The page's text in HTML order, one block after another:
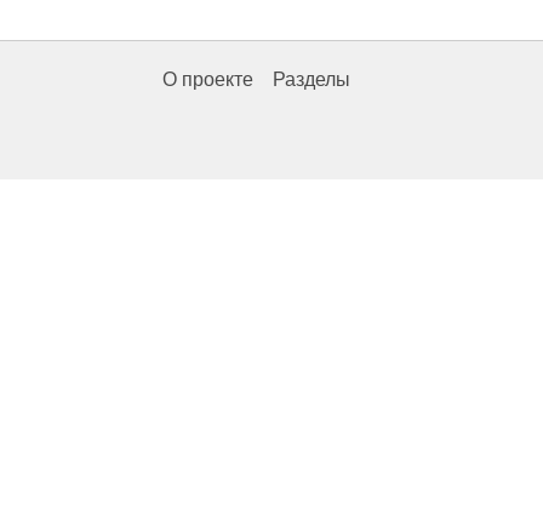
О проекте Разделы